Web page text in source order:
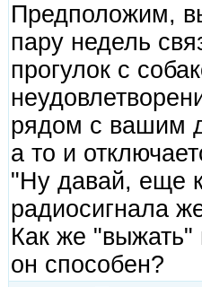
Предположим,
пару недель
прогулок с
рядом с вашим
а то и
"Ну давай, еще
радиосигнала
Как же "выжать"
он способен?